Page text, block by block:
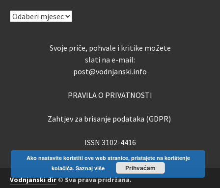
ARHIVA
Svoje priče, pohvale i kritike možete
slati na e-mail:
post@vodnjanski.info
PRAVILA O PRIVATNOSTI
Zahtjev za brisanje podataka (GDPR)
ISSN 3102-4416
Vodnjanski đir© Sva prava pridržana.
Ako nastavite koristiti ove web stranice, pristajete na korištenje
kolačića. Saznaj više Prihvaćam